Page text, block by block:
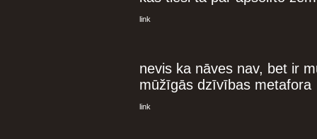
link
nevis ka nāves nav, bet ir
mūžīgās dzīvības metafora
link